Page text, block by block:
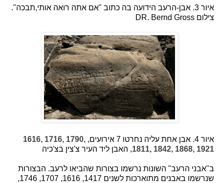
איור 3. אבן-הרעב הידועה בה כתוב "אם אתה רואה אותי,תבכה".
צילום DR. Bernd Gross
איור 4. אבן אחת עליה נחרטו 7 אירועים,
1616, 1716, 1790,
1811, 1842, 1868, 1921, האבן ליד העיר צ'צין בצ'כיה
ב"אבני הרעב" השונות נרשמו בצורות שהביאו לרעב. הבצורות
שנרשמו באבנים מתוארכות לשנים 1417, 1616, 1707, 1746,